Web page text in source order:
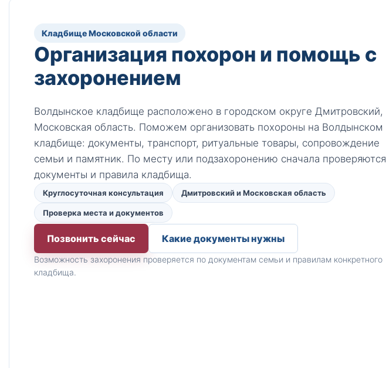
Кладбище Московской области
Организация похорон и помощь с
захоронением
Волдынское кладбище расположено в городском округе Дмитровский,
Московская область. Поможем организовать похороны на Волдынском
кладбище: документы, транспорт, ритуальные товары, сопровождение
семьи и памятник. По месту или подзахоронению сначала проверяются
документы и правила кладбища.
Круглосуточная консультация Дмитровский и Московская область
Проверка места и документов
Позвонить сейчас Какие документы нужны
Возможность захоронения проверяется по документам семьи и правилам конкретного
кладбища.